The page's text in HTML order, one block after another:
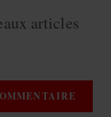
articles